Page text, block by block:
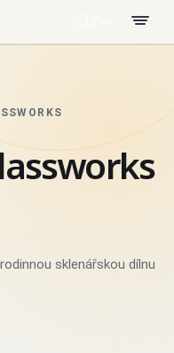
sklenářskou dílnu